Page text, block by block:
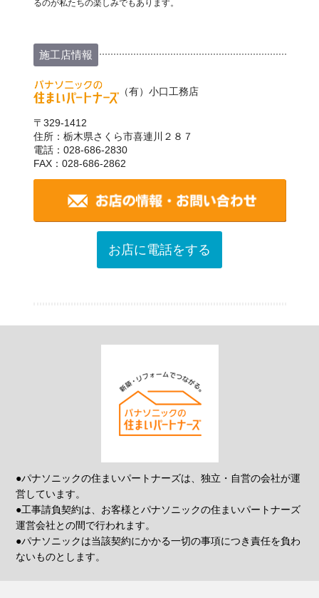
るのが私たちの楽しみでもあります。
施工店情報
（有）小口工務店
〒329-1412
住所：栃木県さくら市喜連川２８７
電話：028-686-2830
FAX：028-686-2862
お店に電話をする
●パナソニックの住まいパートナーズは、独立・自営の会社が運
営しています。
●工事請負契約は、お客様とパナソニックの住まいパートナーズ
運営会社との間で行われます。
●パナソニックは当該契約にかかる一切の事項につき責任を負わ
ないものとします。